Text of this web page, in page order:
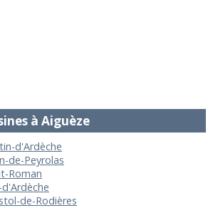
à Aiguèze
d'Ardèche
de-Peyrolas
Roman
de-Rodières